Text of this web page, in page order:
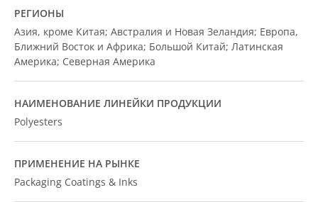
РЕГИОНЫ
Азия, кроме Китая; Австралия и Новая Зеландия; Европа,
Ближний Восток и Африка; Большой Китай; Латинская
Америка; Северная Америка
НАИМЕНОВАНИЕ ЛИНЕЙКИ ПРОДУКЦИИ
Polyesters
ПРИМЕНЕНИЕ НА РЫНКЕ
Packaging Coatings & Inks